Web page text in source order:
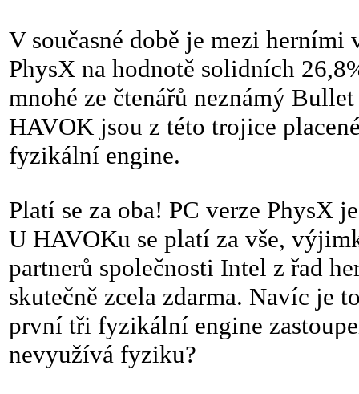
V současné době je mezi
PhysX na hodnotě solidních
mnohé ze čtenářů neznámý
HAVOK jsou z této trojice
fyzikální engine.
Platí se za oba! PC verze PhysX
U HAVOKu se platí za vše,
partnerů společnosti Intel z řad
skutečně zcela zdarma. Navíc je
první tři fyzikální engine
nevyužívá fyziku?